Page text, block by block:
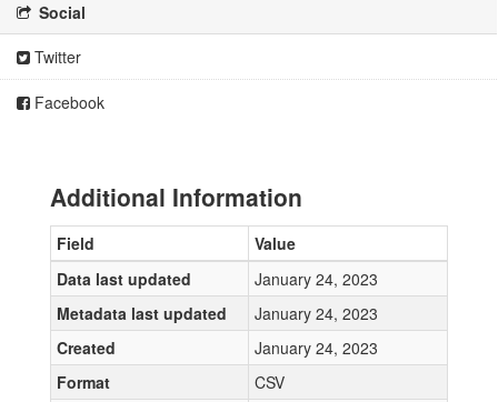
Social
Twitter
Facebook
Additional Information
Field
Value
Data last updated
January 24, 2023
Metadata last updated
January 24, 2023
Created
January 24, 2023
Format
CSV